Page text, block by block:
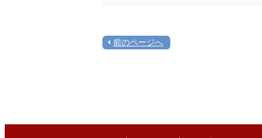
前のページへ